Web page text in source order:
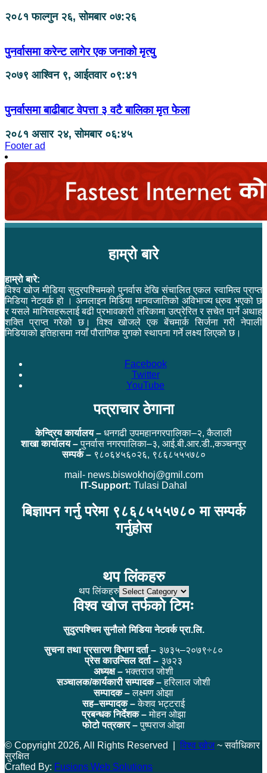
२०८१ फाल्गुन २६, सोमबार ०७:२६
पुनर्वासमा करेन्ट लागेर एक जनाको मृत्यु
२०७९ आश्विन ९, आईतवार ०९:४१
पुनर्वासमा बाढीबाट वेपत्ता ३ वटै बालिका मृत फेला
२०८१ असार २४, सोमबार ०६:४५
Footer ad
हाम्रो बारे
हाम्रो बारे:
विश्व खोज मीडिया सुदुरपश्चिमको पुनर्वास देखि संचालित एकल स्वामित्व प्राप्त
मिडिया नेटवर्क हो । अनलाइन मिडिया मानवजातिको अविभाज्य ध्रुव भएको छ
र यसले मानिसहरूलाई बढी प्रभावकारी तरिकामा उत्प्रेरित र सचेत पार्ने अथाह
शक्ति प्राप्त गरेको छ। विश्व खोजले एक बेंचमार्क सिर्जना गरी नेपाली
मिडियाको इतिहासमा नयाँ पौराणिक युगको स्थापना गर्ने लक्ष्य लिएको छ।
Facebook
Twitter
YouTube
पत्राचार ठेगाना
केन्द्रिय कार्यालय – धनगढी उपमहानगरपालिका–२, कैलाली
शाखा कार्यालय –पुनर्वास नगरपालिका–३, आई.बी.आर.डी.,कञ्चनपुर
सम्पर्क –९८०६४५६०२६, ९८६८५५५७८०
mail- news.biswokhoj@gmil.com
IT-Support: Tulasi Dahal
बिज्ञापन गर्नु परेमा ९८६८५५५७८० मा सम्पर्क
गर्नुहोस
थप लिंकहरु
थप लिंकहरु
विश्व खोज तर्फको टिमः
सुदुरपश्चिम सुनौलो मिडिया नेटवर्क प्रा.लि.
सुचना तथा प्रसारण विभाग दर्ता – ३७३५–२०७९÷८०
प्रेस काउन्सिल दर्ता – ३७२३
अध्यक्ष – भक्तराज जोशी
सञ्चालक/कार्यकारी सम्पादक –हरिलाल जोशी
सम्पादक –लक्ष्मण ओझा
सह–सम्पादक –केशव भट्टराई
प्रबन्धक निर्देशक –मोहन ओझा
फोटो पत्रकार –पुष्पराज ओझा
© Copyright 2026, All Rights Reserved | विश्व खोज~ सर्वाधिकार
सुरक्षित
Crafted By: Fusions Web Solutions